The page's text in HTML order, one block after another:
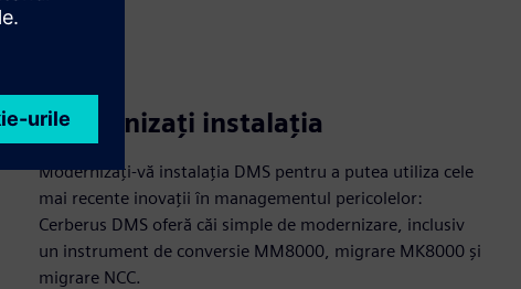
Modernizați instalația
Modernizați-vă instalația DMS pentru a putea utiliza cele
mai recente inovații în managementul pericolelor:
Cerberus DMS oferă căi simple de modernizare, inclusiv
un instrument de conversie MM8000, migrare MK8000 și
migrare NCC.